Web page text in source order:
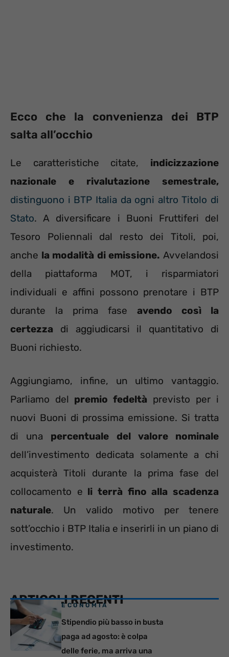
Ecco che la convenienza dei BTP
salta all’occhio
Le caratteristiche citate, indicizzazione
nazionale e rivalutazione semestrale,
distinguono i BTP Italia da ogni altro Titolo di
Stato. A diversificare i Buoni Fruttiferi del
Tesoro Poliennali dal resto dei Titoli, poi,
anche la modalità di emissione. Avvelandosi
della piattaforma MOT, i risparmiatori
individuali e affini possono prenotare i BTP
durante la prima fase avendo così la
certezza di aggiudicarsi il quantitativo di
Buoni richiesto.
Aggiungiamo, infine, un ultimo vantaggio.
Parliamo del premio fedeltà previsto per i
nuovi Buoni di prossima emissione. Si tratta
di una percentuale del valore nominale
dell’investimento dedicata solamente a chi
acquisterà Titoli durante la prima fase del
collocamento e li terrà fino alla scadenza
naturale. Un valido motivo per tenere
sott’occhio i BTP Italia e inserirli in un piano di
investimento.
ARTICOLI RECENTI
ECONOMIA
Stipendio più basso in busta
paga ad agosto: è colpa
delle ferie, ma arriva una